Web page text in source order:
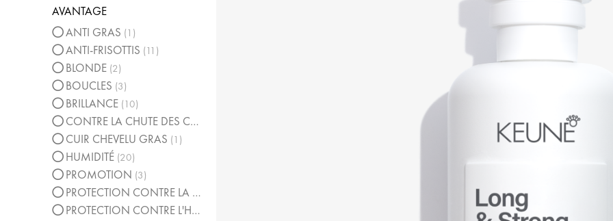
AVANTAGE
ANTI GRAS 1
ANTI-FRISOTTIS 11
BLONDE 2
BOUCLES 3
BRILLANCE 10
CONTRE LA CHUTE DES CHEVEUX
CUIR CHEVELU GRAS 1
HUMIDITÉ 20
PROMOTION 3
PROTECTION CONTRE LA CHALEUR
PROTECTION CONTRE L'HUMIDITÉ